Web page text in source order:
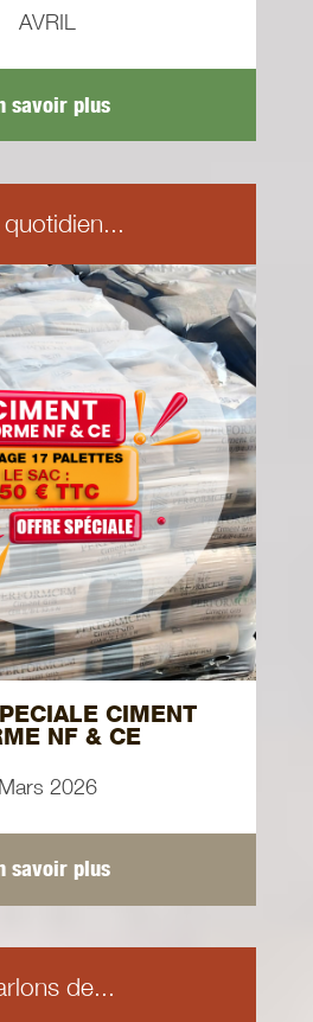
AVRIL
savoir plus
CIMENT
NF & CE
Mars 2026
savoir plus
de...